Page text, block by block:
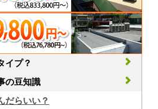
イプ？
の豆知識
だらいい？